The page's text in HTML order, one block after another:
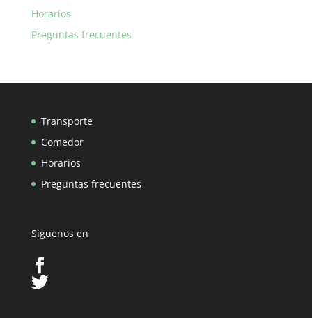
Horarios
Preguntas frecuentes
Transporte
Comedor
Horarios
Preguntas frecuentes
Siguenos en